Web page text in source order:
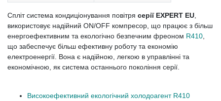
Спліт система кондиціонування повітря серії EXPERT EU
використовує надійний ON/OFF компресор, що працює з більш
енергоефективним та екологічно безпечним фреоном R410
що забеспечує більш ефективну роботу та економію
електроенергії. Вона є надійною, легкою в управлінні та
економічною, як система останнього покоління серії.
Високоефективний екологічний холодоагент R410